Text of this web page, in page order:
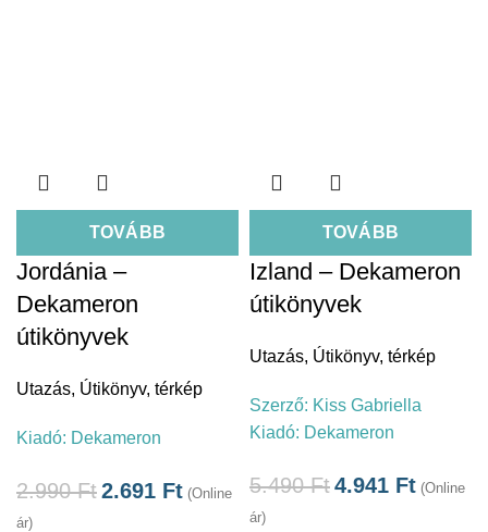
TOVÁBB
Jordánia –
Dekameron
útikönyvek
Utazás, Útikönyv, térkép
Kiadó: Dekameron
2.990Ft2.691 Ft (Online
ár)
TOVÁBB
Izland – Dekameron
útikönyvek
Utazás, Útikönyv, térkép
Szerző: Kiss Gabriella
Kiadó: Dekameron
5.490Ft4.941 Ft (Online
ár)